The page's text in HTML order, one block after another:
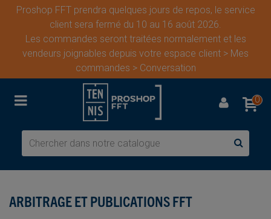
Proshop FFT prendra quelques jours de repos, le service
client sera fermé du 10 au 16 août 2026.
Les commandes seront traitées normalement et les
vendeurs joignables depuis votre espace client > Mes
commandes > Conversation
0
ARBITRAGE ET PUBLICATIONS FFT